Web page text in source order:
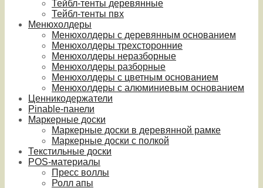
Тейбл-тенты деревянные
Тейбл-тенты пвх
Менюхолдеры
Менюхолдеры с деревянным основанием
Менюхолдеры трехсторонние
Менюхолдеры неразборные
Менюхолдеры разборные
Менюхолдеры с цветным основанием
Менюхолдеры с алюминиевым основанием
Ценникодержатели
Pinable-панели
Маркерные доски
Маркерные доски в деревянной рамке
Маркерные доски с полкой
Текстильные доски
POS-материалы
Пресс воллы
Ролл апы